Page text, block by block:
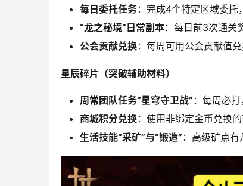
每日委托任务：完成4个特定区域委托
“龙之秘境”日常副本：每日前3次通关
公会贡献兑换：每周可用公会贡献值
星辰碎片（突破辅助材料）
周常团队任务“星穹守卫战” ：每周必
商城积分兑换：使用非绑定金币兑换
生活技能“采矿”与“锻造” ：高级矿点有